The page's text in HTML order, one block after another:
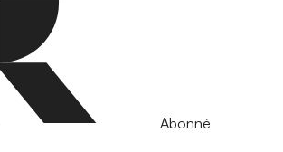
Abonné